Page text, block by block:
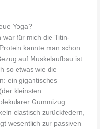
Yoga?
war für mich die Titin-
kannte man schon
auf Muskelaufbau ist
so etwas wie die
ein gigantisches
kleinsten
Gummizug
elastisch zurückfedern,
wesentlich zur passiven